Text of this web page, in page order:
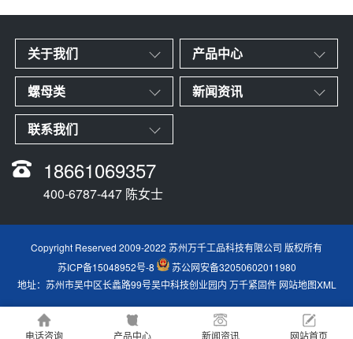
关于我们 产品中心
螺母类 新闻资讯
联系我们
18661069357
400-6787-447 陈女士
Copyright Reserved 2009-2022 苏州万千工品科技有限公司 版权所有
苏ICP备15048952号-8
苏公网安备32050602011980
地址：苏州市吴中区长蠡路99号吴中科技创业园内 万千紧固件 网站地图XML
电话咨询 产品中心 新闻资讯 网站首页